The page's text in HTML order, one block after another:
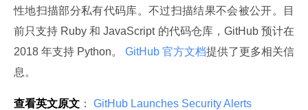
性地扫描部分私有代码库。不过扫描结果不会被公开。目
前只支持 Ruby 和 JavaScript 的代码仓库，GitHub 预计在
2018 年支持 Python。
GitHub 官方文档提供了更多相关信
息。
查看英文原文 ： GitHub Launches Security Alerts